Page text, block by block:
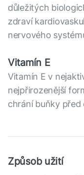
důležitých
zdraví
nervového
Vitamín Е
Vitamín E v
nejpřirozenější
chrání buňky před
Způsob užití